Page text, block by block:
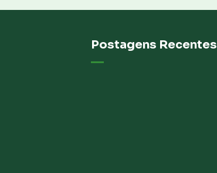
Postagens Recentes